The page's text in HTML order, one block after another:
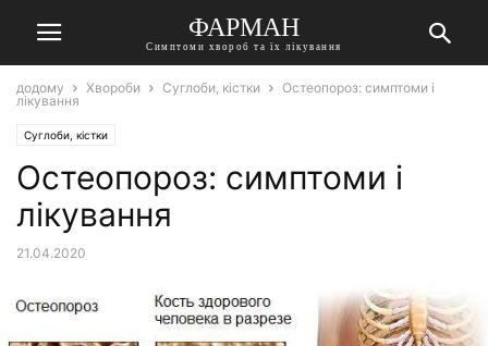
ФАРМАН
Симптоми хвороб та їх лікування
додому Хвороби Суглоби, кістки
Остеопороз: симптоми і
лікування
Суглоби, кістки
Остеопороз: симптоми і
лікування
21.04.2020